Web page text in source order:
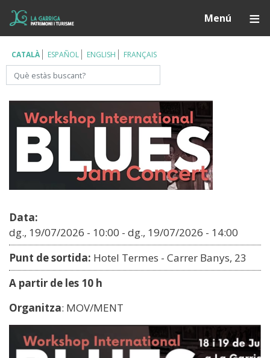
contingut
Menú
CATALÀ ESPAÑOL ENGLISH FRANÇAIS
Cerca
Data:
dg., 19/07/2026 - 10:00 - dg., 19/07/2026 - 14:00
Punt de sortida: Hotel Termes - Carrer Banys, 23
A partir de les 10 h
Organitza: MOV/MENT
Image